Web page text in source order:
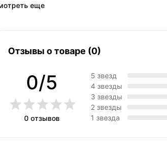
люстры в категории
в категории
еще
Отзывы о товаре (0)
0/5
0 отзывов
5 звезд
4 звезды
3 звезды
2 звезды
1 звезда